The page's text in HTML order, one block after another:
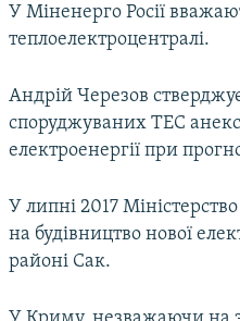
У Міненерго Росії
теплоелектроцентралі.
Андрій Черезов
споруджуваних ТЕС
електроенергії при
У липні 2017
на будівництво нової
районі Сак.